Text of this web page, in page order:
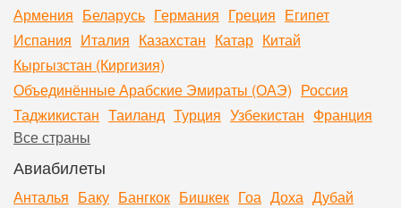
Армения Беларусь Германия Греция Египет
Испания Италия Казахстан Катар Китай
Кыргызстан (Киргизия)
Объединённые Арабские Эмираты (ОАЭ) Россия
Таджикистан Таиланд Турция Узбекистан Франция
Все страны
Авиабилеты
Анталья Баку Бангкок Бишкек Гоа Доха Дубай